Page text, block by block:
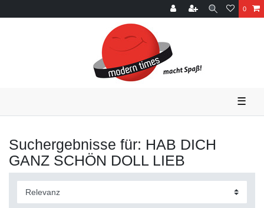
0
☰
Suchergebnisse für: HAB DICH
GANZ SCHÖN DOLL LIEB